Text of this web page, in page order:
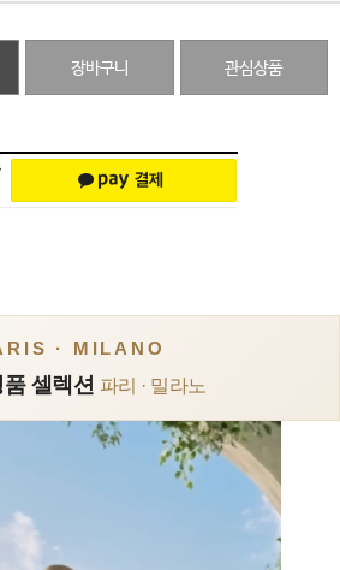
장바구니 관심상품
· MILANO
셀렉션 파리 · 밀라노